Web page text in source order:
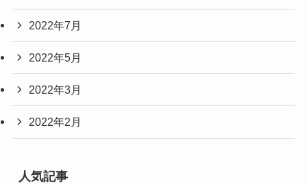
2022年7月
2022年5月
2022年3月
2022年2月
人気記事